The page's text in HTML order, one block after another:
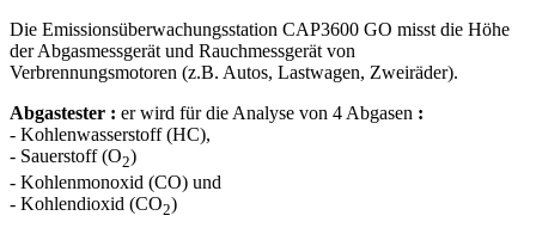
Die Emissionsüberwachungsstation CAP3600 GO misst die Höhe
der Abgasmessgerät und Rauchmessgerät von
Verbrennungsmotoren (z.B. Autos, Lastwagen, Zweiräder).
Abgastester : er wird für die Analyse von 4 Abgasen :
- Kohlenwasserstoff (HC),
- Sauerstoff (O2)
- Kohlenmonoxid (CO) und
- Kohlendioxid (CO2)